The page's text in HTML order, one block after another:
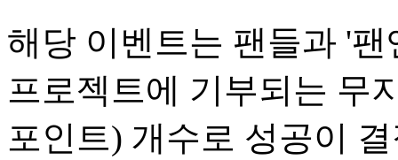
해당 이벤트는 팬들과 '
프로젝트에 기부되는 무
포인트) 개수로 성공이